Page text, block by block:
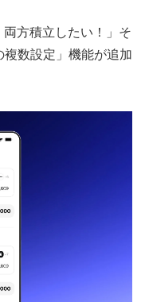
両方積立したい！」そ
数設定」機能が追加